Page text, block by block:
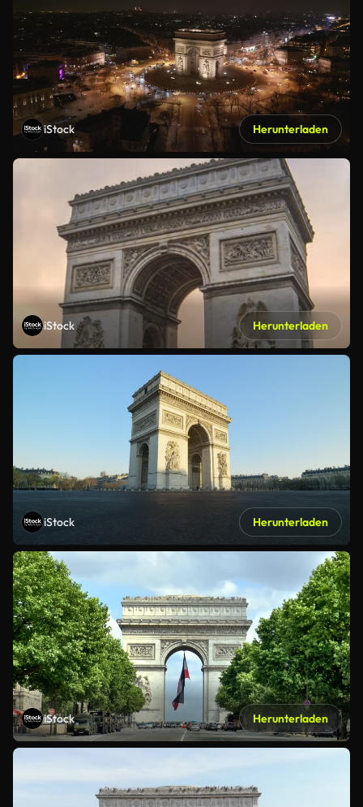
iStock Herunterladen
iStock Herunterladen
iStock Herunterladen
iStock Herunterladen